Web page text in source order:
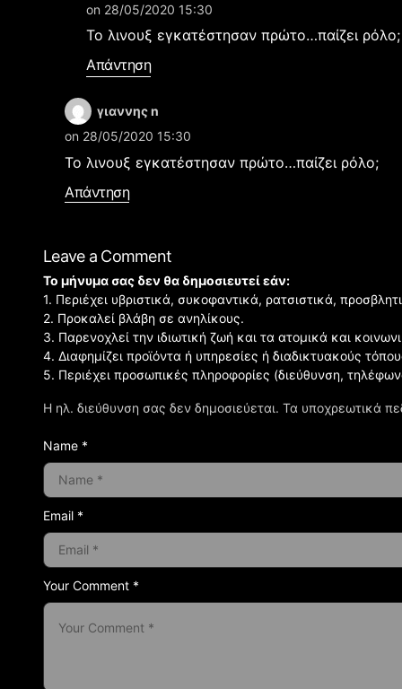
on 28/05/2020 15:30
Το λινουξ εγκατέστησαν πρώτο…παίζει ρόλο;
Απάντηση
γιαννης n
on 28/05/2020 15:30
Το λινουξ εγκατέστησαν πρώτο…παίζει ρόλο;
Απάντηση
Leave a Comment
Η ηλ. διεύθυνση σας δεν δημοσιεύεται. Τα υποχρεωτικά
Your Comment *
Το μήνυμα σας δεν θα δημοσιευτεί εάν:
1. Περιέχει υβριστικά, συκοφαντικά, ρατσιστικά,
2. Προκαλεί βλάβη σε ανηλίκους.
3. Παρενοχλεί την ιδιωτική ζωή και τα ατομικά και
4. Διαφημίζει προϊόντα ή υπηρεσίες ή διαδικτυακούς
5. Περιέχει προσωπικές πληροφορίες (διεύθυνση,
Name *
Email *